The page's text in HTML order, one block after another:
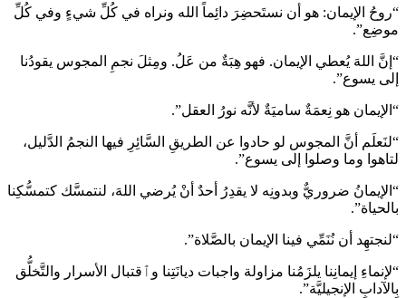
“روحُ الإيمان: هو أن نستَحضِرَ دائِماً الله ونراه في كُلِّ شيءٍ وفي كُلِّ
موضِع”.
“إنَّ اللهَ يُعطي الإيمان. فهو هِبَةٌ من عَلُ. ومِثلَ نجمِ المجوس يقودُنا
إلى يسوع”.
“الإيمان هو نِعمَةٌ ساميَةٌ لأنَّه نورُ العقل”.
“لنَعلَم أنَّ المجوس لو حادوا عن الطريقِ السَّائِرِ فيها النجمُ الدَّليل،
لتاهوا وما وصلوا إلى يسوع”.
“الإيمانُ ضروريٌّ وبدونِه لا يقدِرُ أحدٌ أنْ يُرضي اللهَ، لنتمسَّك كتمسُّكِنا
بالحياة”.
“لنجتهِد أن نُنَمِّي فينا الإيمان بالصَّلاة”.
“لإنماءِ إيمانِنا يلزَمُنا مزاولة واجبات ديانَتِنا وٱقتبال الأسرار والتَّخلُّق
بِالآدابِ الإنجيليَّة”.